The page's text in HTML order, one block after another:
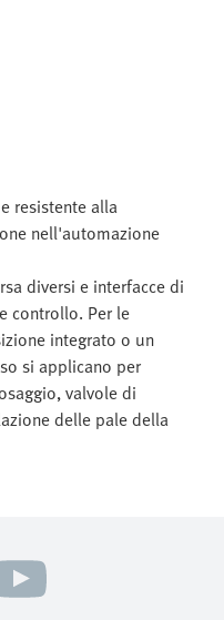
resistente alla
nell'automazione
diversi e interfacce di
controllo. Per le
integrato o un
si applicano per
valvole di
delle pale della